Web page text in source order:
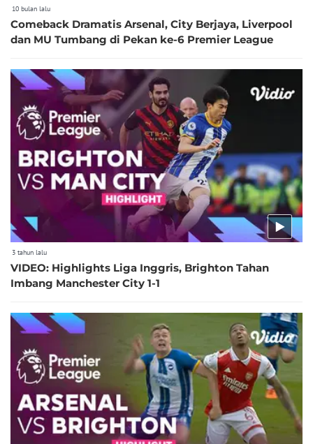
10 bulan lalu
Comeback Dramatis Arsenal, City Berjaya, Liverpool
dan MU Tumbang di Pekan ke-6 Premier League
3 tahun lalu
VIDEO: Highlights Liga Inggris, Brighton Tahan
Imbang Manchester City 1-1